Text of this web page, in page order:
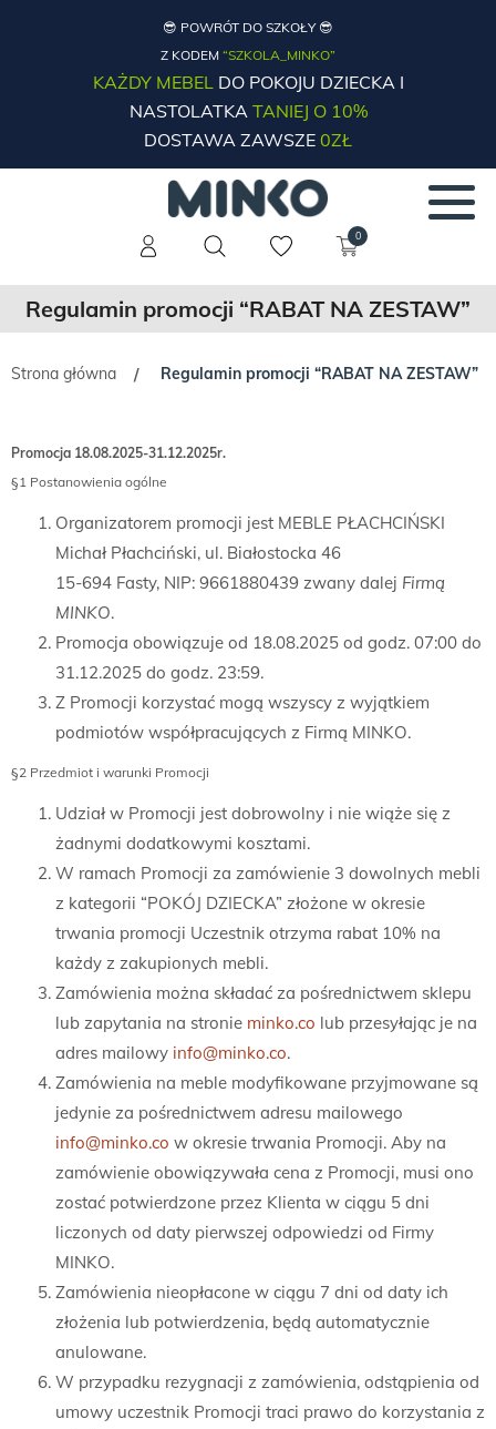
😎 POWRÓT DO SZKOŁY 😎
Z KODEM “SZKOLA_MINKO”
KAŻDY MEBELDO POKOJU DZIECKA I
NASTOLATKATANIEJ O 10%
DOSTAWA ZAWSZE 0ZŁ
0
Regulamin promocji “RABAT NA ZESTAW”
Strona główna / Regulamin promocji “RABAT NA ZESTAW”
Promocja 18.08.2025-31.12.2025r.
§1 Postanowienia ogólne
Organizatorem promocji jest MEBLE PŁACHCIŃSKI
Michał Płachciński, ul. Białostocka 46
15-694 Fasty, NIP: 9661880439 zwany dalej Firmą
MINKO.
Promocja obowiązuje od 18.08.2025 od godz. 07:00 do
31.12.2025 do godz. 23:59.
Z Promocji korzystać mogą wszyscy z wyjątkiem
podmiotów współpracujących z Firmą MINKO.
§2 Przedmiot i warunki Promocji
Udział w Promocji jest dobrowolny i nie wiąże się z
żadnymi dodatkowymi kosztami.
W ramach Promocji za zamówienie 3 dowolnych mebli
z kategorii “POKÓJ DZIECKA” złożone w okresie
trwania promocji Uczestnik otrzyma rabat 10% na
każdy z zakupionych mebli.
Zamówienia można składać za pośrednictwem sklepu
lub zapytania na stronie minko.co lub przesyłając je na
adres mailowy info@minko.co.
Zamówienia na meble modyfikowane przyjmowane są
jedynie za pośrednictwem adresu mailowego
info@minko.co w okresie trwania Promocji. Aby na
zamówienie obowiązywała cena z Promocji, musi ono
zostać potwierdzone przez Klienta w ciągu 5 dni
liczonych od daty pierwszej odpowiedzi od Firmy
MINKO.
Zamówienia nieopłacone w ciągu 7 dni od daty ich
złożenia lub potwierdzenia, będą automatycznie
anulowane.
W przypadku rezygnacji z zamówienia, odstąpienia od
umowy uczestnik Promocji traci prawo do korzystania z